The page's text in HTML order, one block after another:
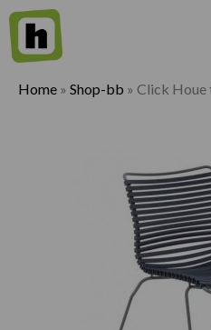
Home » Shop-bb » Click Houe